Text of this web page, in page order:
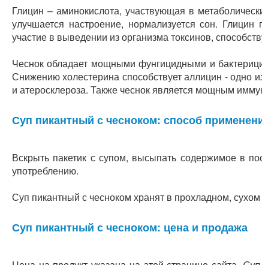
Глицин – аминокислота, участвующая в
улучшается настроение, нормализуется сон.
участие в выведении из организма токсинов,
Чеснок обладает мощными фунгицидными и
Снижению холестерина способствует аллицин - одно
и атеросклероза. Также чеснок является мощным
Суп пикантный с чесноком: способ
Вскрыть пакетик с супом, высыпать содержимое в
употреблению.
Суп пикантный с чесноком хранят в прохладном,
Суп пикантный с чесноком: цена и продажа